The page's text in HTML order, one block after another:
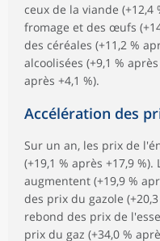
ceux de la viande (+12,4
fromage et des œufs
des céréales (+11,2 %
alcoolisées (+9,1 %
après +4,1 %).
Accélération des
Sur un an, les prix de
(+19,1 % après +17,9
augmentent (+19,9 %
des prix du gazole
rebond des prix de
prix du gaz (+34,0 %